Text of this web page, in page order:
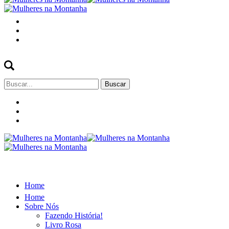
Buscar
por:
Home
Home
Sobre Nós
Fazendo História!
Livro Rosa